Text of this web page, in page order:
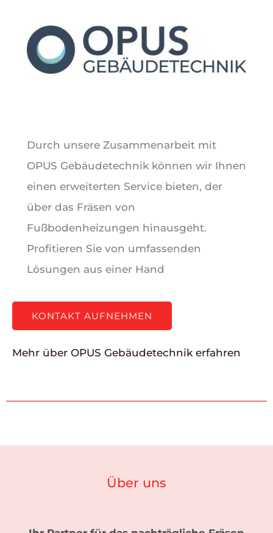
Durch unsere Zusammenarbeit mit
OPUS Gebäudetechnik können wir Ihnen
einen erweiterten Service bieten, der
über das Fräsen von
Fußbodenheizungen hinausgeht.
Profitieren Sie von umfassenden
Lösungen aus einer Hand
KONTAKT AUFNEHMEN
Mehr über OPUS Gebäudetechnik erfahren
Über uns